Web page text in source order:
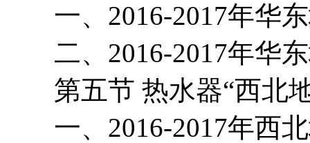
一、2016-2017年华东
二、2016-2017年华东
第五节 热水器“西北
一、2016-2017年西北